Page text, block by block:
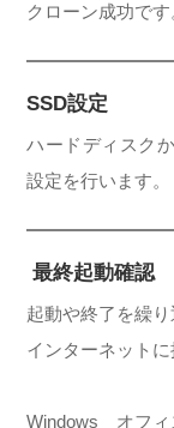
クローン成功です
SSD設定
ハードディスク
設定を行います。
最終起動確認
起動や終了を繰
インターネット
Windows オフィ